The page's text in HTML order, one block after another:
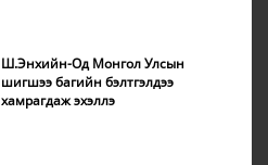
Ш.Энхийн-Од Монгол Улсын
шигшээ багийн бэлтгэлдээ
хамрагдаж эхэллэ